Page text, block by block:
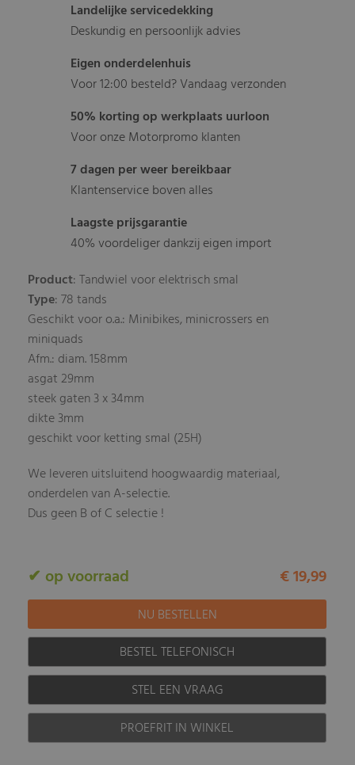
Landelijke servicedekking
Deskundig en persoonlijk advies
Eigen onderdelenhuis
Voor 12:00 besteld? Vandaag verzonden
50% korting op werkplaats uurloon
Voor onze Motorpromo klanten
7 dagen per weer bereikbaar
Klantenservice boven alles
Laagste prijsgarantie
40% voordeliger dankzij eigen import
Product: Tandwiel voor elektrisch smal
Type: 78 tands
Geschikt voor o.a.: Minibikes, minicrossers en
miniquads
Afm.: diam. 158mm
asgat 29mm
steek gaten 3 x 34mm
dikte 3mm
geschikt voor ketting smal (25H)
We leveren uitsluitend hoogwaardig materiaal,
onderdelen van A-selectie.
Dus geen B of C selectie !
✔ op voorraad € 19,99
BESTEL TELEFONISCH
STEL EEN VRAAG
PROEFRIT IN WINKEL